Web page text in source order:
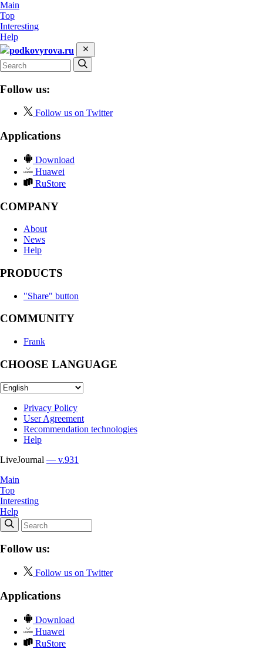
Main
Top
Interesting
Help
podkovyrova.ru
Follow us:
Follow us on Twitter
Applications
Download
Huawei
RuStore
COMPANY
About
News
Help
PRODUCTS
"Share" button
COMMUNITY
Frank
CHOOSE LANGUAGE
Privacy Policy
User Agreement
Recommendation technologies
Help
LiveJournal — v.931
Main
Top
Interesting
Help
Follow us:
Follow us on Twitter
Applications
Download
Huawei
RuStore